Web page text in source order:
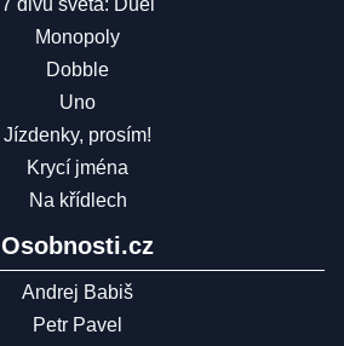
7 divů světa: Duel
Monopoly
Dobble
Uno
Jízdenky, prosím!
Krycí jména
Na křídlech
Osobnosti.cz
Andrej Babiš
Petr Pavel